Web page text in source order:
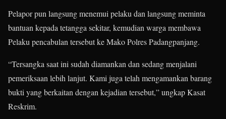
Pelapor pun langsung menemui pelaku dan langsung meminta
bantuan kepada tetangga sekitar, kemudian warga membawa
Pelaku pencabulan tersebut ke Mako Polres Padangpanjang.
“Tersangka saat ini sudah diamankan dan sedang menjalani
pemeriksaan lebih lanjut. Kami juga telah mengamankan barang
bukti yang berkaitan dengan kejadian tersebut,” ungkap Kasat
Reskrim.